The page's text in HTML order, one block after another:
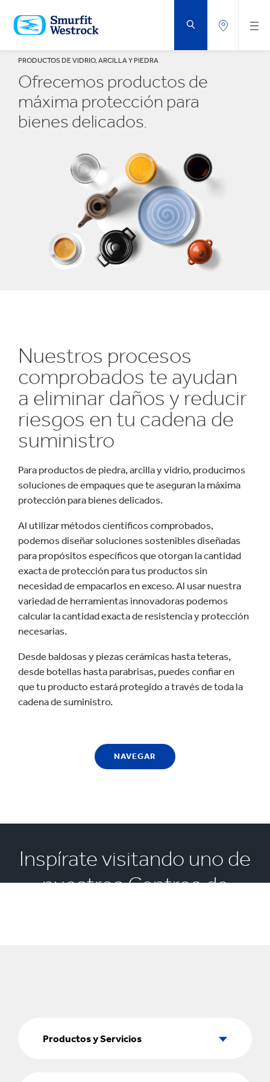
AL
CONTENIDO
PRINCIPAL
PRODUCTOS DE VIDRIO, ARCILLA Y PIEDRA
Ofrecemos productos de
máxima protección para
bienes delicados.
Nuestros procesos
comprobados te ayudan
a eliminar daños y reducir
riesgos en tu cadena de
suministro
Para productos de piedra, arcilla y vidrio, producimos
soluciones de empaques que te aseguran la máxima
protección para bienes delicados.
Al utilizar métodos científicos comprobados,
podemos diseñar soluciones sostenibles diseñadas
para propósitos específicos que otorgan la cantidad
exacta de protección para tus productos sin
necesidad de empacarlos en exceso. Al usar nuestra
variedad de herramientas innovadoras podemos
calcular la cantidad exacta de resistencia y protección
necesarias.
Desde baldosas y piezas cerámicas hasta teteras,
desde botellas hasta parabrisas, puedes confiar en
que tu producto estará protegido a través de toda la
cadena de suministro.
NAVEGAR
Inspírate visitando uno de
nuestros Centros de
Productos y Servicios